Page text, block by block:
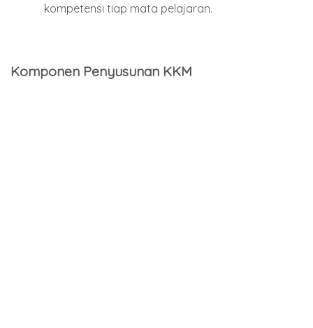
kompetensi tiap mata pelajaran.
Komponen Penyusunan KKM